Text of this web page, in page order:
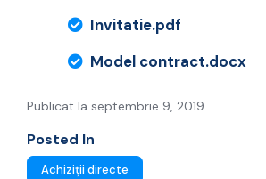
Invitatie.pdf
Model contract.docx
Publicat la septembrie 9, 2019
Posted In
Achiziții directe